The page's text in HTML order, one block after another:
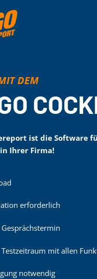
DEM
ist die Software
Ihrer Firma!
erforderlich
mit allen
notwendig